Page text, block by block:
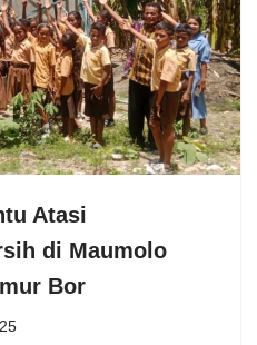
Atasi
di Maumolo
Bor